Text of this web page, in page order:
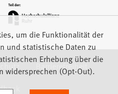
Barrierefreiheit
um die Funktionalität der
und statistische Daten zu
Erhebung über die
widersprechen (Opt-Out).